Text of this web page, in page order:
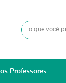
Professores